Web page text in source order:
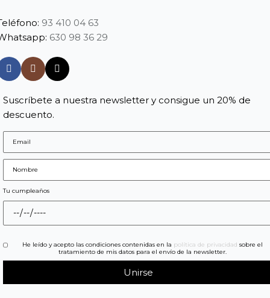
93 410 04 63
630 98 36 29
Suscríbete a nuestra newsletter y consigue un 20% de
descuento.
Tu cumpleaños
He leído y acepto las condiciones contenidas en la política de privacidad sobre el
tratamiento de mis datos para el envío de la newsletter.